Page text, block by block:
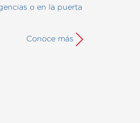
o en la puerta
Conoce más